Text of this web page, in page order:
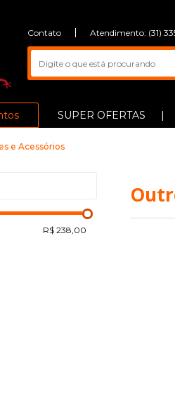
Contato Atendimento: (31)
SUPER OFERTAS
e Acessórios
R$ 238,00